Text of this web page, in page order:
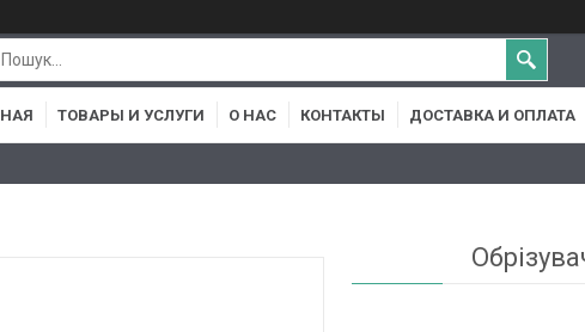
ТОВАРЫ И УСЛУГИ О НАС КОНТАКТЫ ДОСТАВКА И ОПЛАТА